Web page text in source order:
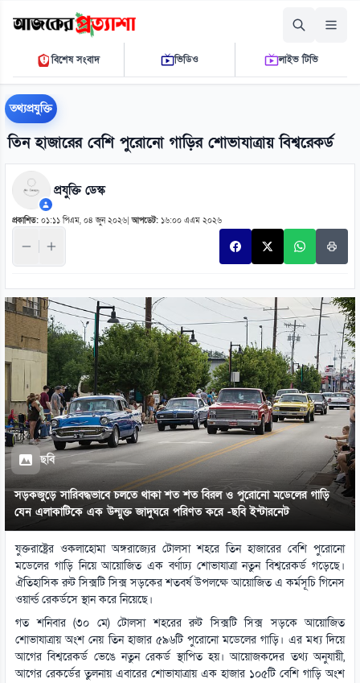
রোববার, ০৯ আগস্ট ২০২৬
০৪:৪৪:০২ পি.এম.THE DAILY AJKER PROTTASHA
বিশেষ সংবাদ ভিডিও লাইভ টিভি
তথ্যপ্রযুক্তি
তিন হাজারের বেশি পুরোনো গাড়ির শোভাযাত্রায় বিশ্বরেকর্ড
প্রযুক্তি ডেস্ক
প্রকাশিত: ০১:১১ পিএম, ০৪ জুন ২০২৬ |আপডেট: ১৬:০০ এএম ২০২৬
ছবি
সড়কজুড়ে সারিবদ্ধভাবে চলতে থাকা শত শত বিরল ও পুরোনো মডেলের গাড়ি
যেন এলাকাটিকে এক উন্মুক্ত জাদুঘরে পরিণত করে -ছবি ইন্টারনেট
যুক্তরাষ্ট্রের ওকলাহোমা অঙ্গরাজ্যের টোলসা শহরে তিন হাজারের বেশি পুরোনো
মডেলের গাড়ি নিয়ে আয়োজিত এক বর্ণাঢ্য শোভাযাত্রা নতুন বিশ্বরেকর্ড গড়েছে।
ঐতিহাসিক রুট সিক্সটি সিক্স সড়কের শতবর্ষ উপলক্ষে আয়োজিত এ কর্মসূচি গিনেস
ওয়ার্ল্ড রেকর্ডসে স্থান করে নিয়েছে।
গত শনিবার (৩০ মে) টোলসা শহরের রুট সিক্সটি সিক্স সড়কে আয়োজিত
শোভাযাত্রায় অংশ নেয় তিন হাজার ৫৯৬টি পুরোনো মডেলের গাড়ি। এর মধ্য দিয়ে
আগের বিশ্বরেকর্ড ভেঙে নতুন রেকর্ড স্থাপিত হয়। আয়োজকদের তথ্য অনুযায়ী,
আগের রেকর্ডের তুলনায় এবারের শোভাযাত্রায় এক হাজার ১০৫টি বেশি গাড়ি অংশ